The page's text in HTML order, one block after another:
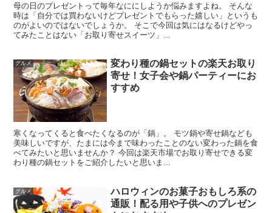
母の日のプレゼントって毎年なににしようか悩みますよね。 そんな
時は「自分では買わないけどプレゼントでもらった嬉しい」というも
のがよいのではないでしょうか。 そこで今回は気にはなるけどやっ
てみたことはない「お取り寄せスイーツ」...
グルメ
変わり種の鍋セットの楽天お取り
寄せ！女子会や鍋パーティーにお
すすめ
寒くなってくると食べたくなるのが「鍋」。 モツ鍋や寄せ鍋なども
美味しいですが、たまには今まで味わったことのない変わった鍋を食
べてみたいと思いませんか？ 今回は楽天市場でお取り寄せできる変
わり種の鍋セットをご紹介したいと思いま...
グルメ
ハロウィンのお菓子おもしろ系の
通販！配る用や子供へのプレゼン